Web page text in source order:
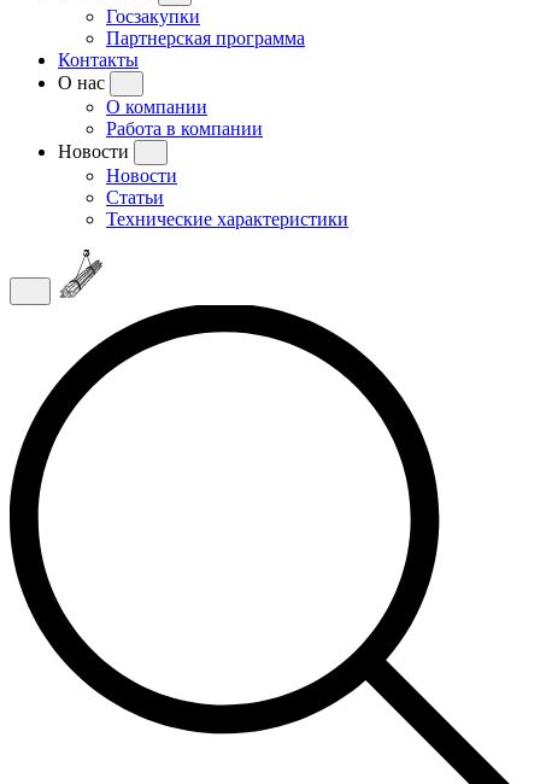
Госзакупки
Партнерская программа
Контакты
О нас
О компании
Работа в компании
Новости
Новости
Статьи
Технические характеристики